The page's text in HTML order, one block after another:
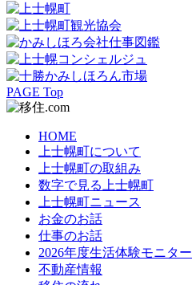
PAGE Top
HOME
上士幌町について
上士幌町の取組み
数字で見る上士幌町
上士幌町ニュース
お金のお話
仕事のお話
2026年度生活体験モニター
不動産情報